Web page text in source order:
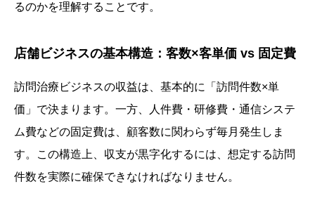
るのかを理解することです。
店舗ビジネスの基本構造：客数×客単価 vs 固定費
訪問治療ビジネスの収益は、基本的に「訪問件数×単
価」で決まります。一方、人件費・研修費・通信システ
ム費などの固定費は、顧客数に関わらず毎月発生しま
す。この構造上、収支が黒字化するには、想定する訪問
件数を実際に確保できなければなりません。